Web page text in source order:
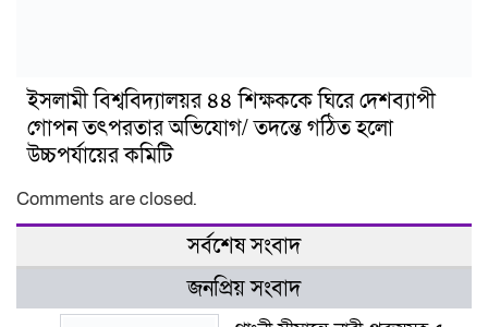
ইসলামী বিশ্ববিদ্যালয়র ৪৪ শিক্ষককে ঘিরে দেশব্যাপী
গোপন তৎপরতার অভিযোগ/ তদন্তে গঠিত হলো
উচ্চপর্যায়ের কমিটি
Comments are closed.
সর্বশেষ সংবাদ
জনপ্রিয় সংবাদ